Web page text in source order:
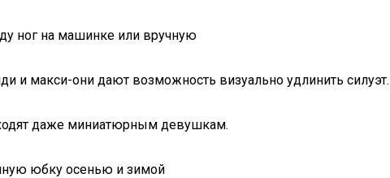
ног на машинке или вручную
и макси-они дают возможность визуально удлинить силуэт.
даже миниатюрным девушкам.
юбку осенью и зимой